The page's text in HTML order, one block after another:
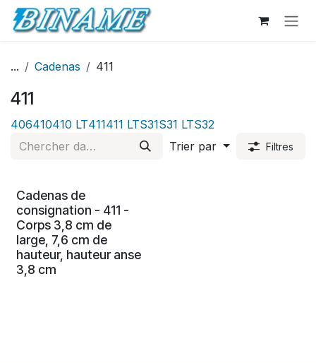
Se rendre au contenu
... Cadenas 411
411
406410410 LT411411 LTS31S31 LTS32
Trier par
Filtres
Cadenas de
consignation - 411 -
Corps 3,8 cm de
large, 7,6 cm de
hauteur, hauteur anse
3,8 cm